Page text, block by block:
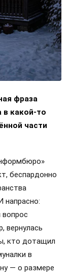
фраза
в какой-то
части
беспардонно
напрасно:
вопрос
вернулась
кто дотащил
в
— о размере